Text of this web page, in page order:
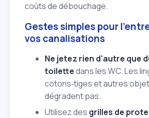
coûts de débouchage.
Gestes simples pour
vos canalisations
Ne jetez rien d'autre que
toilettedans les WC. Les
cotons‑tiges et autres
dégradent pas.
Utilisez des grilles de